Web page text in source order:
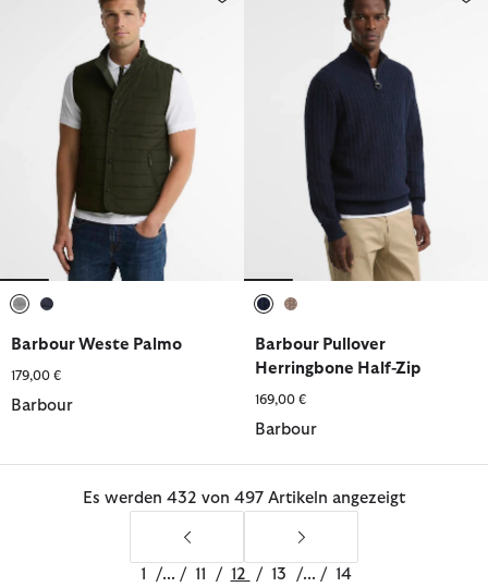
Barbour Weste Palmo
179,00 €
Barbour
Barbour Pullover
Herringbone Half-Zip
169,00 €
Barbour
Es werden 432 von 497 Artikeln angezeigt
1 /... / 11 / 12 / 13 /... / 14